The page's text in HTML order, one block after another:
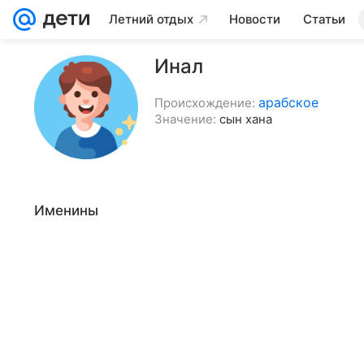
Летний отдых Новости Статьи
Инал
Происхождение: арабское
Значение: сын хана
Именины